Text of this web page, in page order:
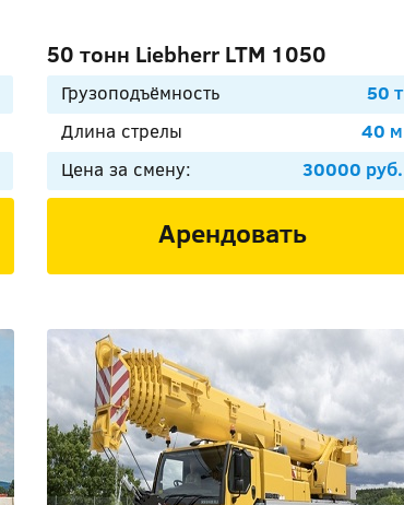
50 тонн Liebherr LTM 1050
Грузоподъёмность
50 т
Длина стрелы
40 м
Цена за смену:
30000 руб.
Арендовать